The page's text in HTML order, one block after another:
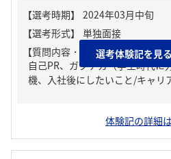
【質問内容・課題】
自己PR、ガクチカ（学生時代に
機、入社後にしたいこと/キャリ
選考体験記を見
体験記の詳細